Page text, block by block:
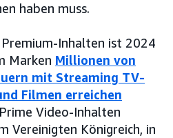
haben muss.
Inhalten ist 2024
Marken Millionen von
mit Streaming TV-
Filmen erreichen
Video-Inhalten
Vereinigten Königreich, in